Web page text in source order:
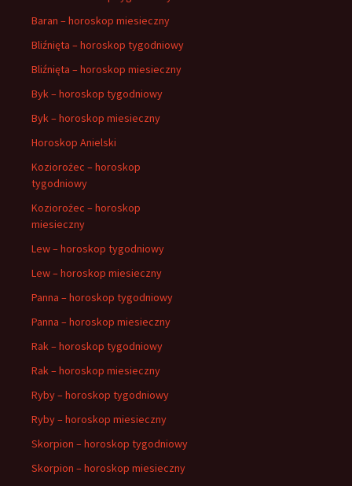
Baran – horoskop miesieczny
Bliźnięta – horoskop tygodniowy
Bliźnięta – horoskop miesieczny
Byk – horoskop tygodniowy
Byk – horoskop miesieczny
Horoskop Anielski
Koziorożec – horoskop
tygodniowy
Koziorożec – horoskop
miesieczny
Lew – horoskop tygodniowy
Lew – horoskop miesieczny
Panna – horoskop tygodniowy
Panna – horoskop miesieczny
Rak – horoskop tygodniowy
Rak – horoskop miesieczny
Ryby – horoskop tygodniowy
Ryby – horoskop miesieczny
Skorpion – horoskop tygodniowy
Skorpion – horoskop miesieczny